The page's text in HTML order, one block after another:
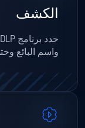
الكشف
واسم البائع